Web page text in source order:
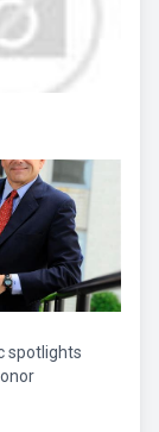
spotlights